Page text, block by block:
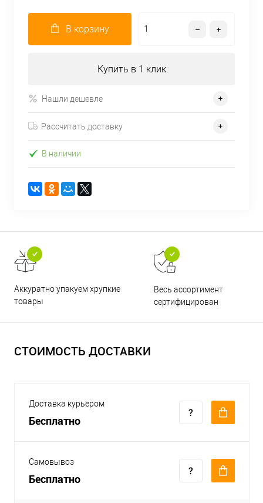
В корзину
Купить в 1 клик
Нашли дешевле
Рассчитать доставку
В наличии
Аккуратно упакуем хрупкие
товары
Весь ассортимент
сертифицирован
СТОИМОСТЬ ДОСТАВКИ
Доставка курьером
Бесплатно
Самовывоз
Бесплатно